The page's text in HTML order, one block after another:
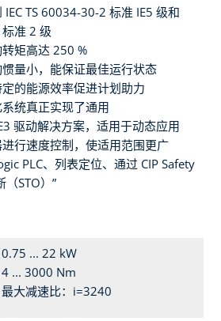
TS 60034-30-2 标准 IE5 级和
准 2 级
矩高达 250 %
量小，能保证最佳运行状态
的能源效率促进计划助力
统真正实现了通用
驱动解决方案，适用于动态应用
行速度控制，使适用范围更广
PLC、列表定位、通过 CIP Safety
（STO）”
0.75 ... 22 kW
4 ... 3000 Nm
最大减速比：i=3240